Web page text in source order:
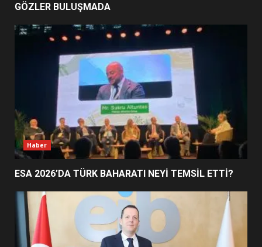
EDREMİT’İN GURURU TÜRKİYE
FİNALİNDE NE BAŞARDI?
5
BALIKESİR MÜZELERİNDE SÜRE
UZATILDI: NE DEĞİŞTİ?
6
BURHANİYE SATRANÇ
TURNUVASI KAYITLARI NEYİ
DEĞİŞTİRİYOR?
GÖZLER BULUŞMADA
Haber
ESA 2026’DA TÜRK BAHARATI NEYİ TEMSİL ETTİ?